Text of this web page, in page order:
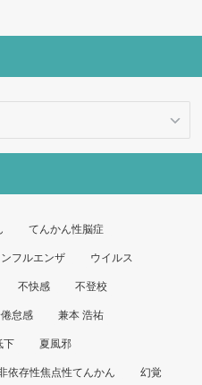
てんかん性脳症
フルエンザ ウイルス
不快感 不登校
怠感 兼本 浩祐
下 夏風邪
依存性焦点性てんかん 幻覚